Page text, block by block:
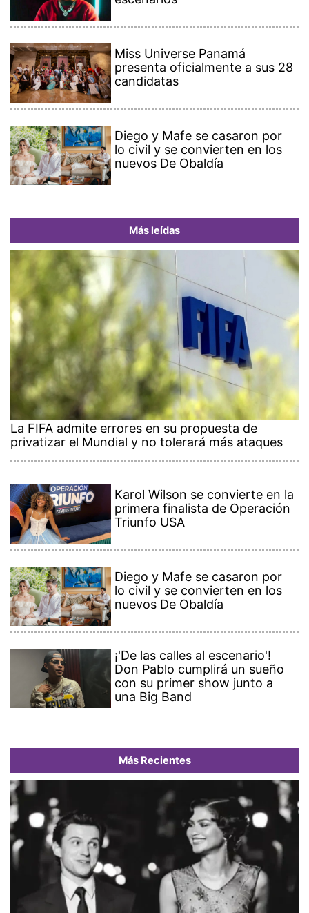
Miss Universe Panamá
presenta oficialmente a sus 28
candidatas
Diego y Mafe se casaron por
lo civil y se convierten en los
nuevos De Obaldía
Más leídas
La FIFA admite errores en su propuesta de
privatizar el Mundial y no tolerará más ataques
Karol Wilson se convierte en la
primera finalista de Operación
Triunfo USA
Diego y Mafe se casaron por
lo civil y se convierten en los
nuevos De Obaldía
¡'De las calles al escenario'!
Don Pablo cumplirá un sueño
con su primer show junto a
una Big Band
Más Recientes